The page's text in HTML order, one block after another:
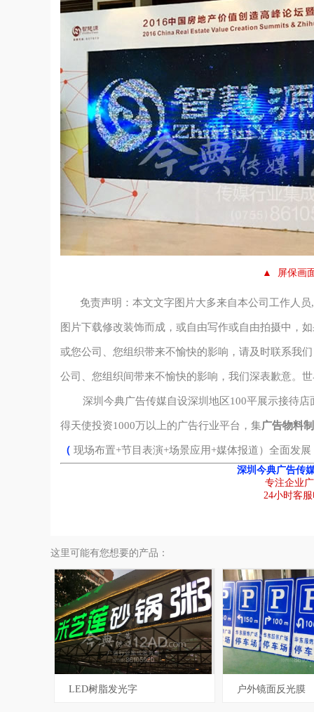
▲ 屏保画
免责声明：本文文字图片大多来自本公司工作人员,
图片下载修改装饰而成，或自由写作或自由拍摄中，
或您公司、您组织带来不愉快的影响，请及时联系我
公司、您组织间带来不愉快的影响，我们深表歉意。
深圳今典广告传媒自设深圳地区100平展示接待
得天使投资1000万以上的广告行业平台，集广告物料
（ 现场布置+节目表演+场景应用+媒体报道）全面发
深圳今典广告传
专注企业
24小时客服
这里可能有您想要的产品：
LED树脂发光字
编号 3122
户外镜面反光膜